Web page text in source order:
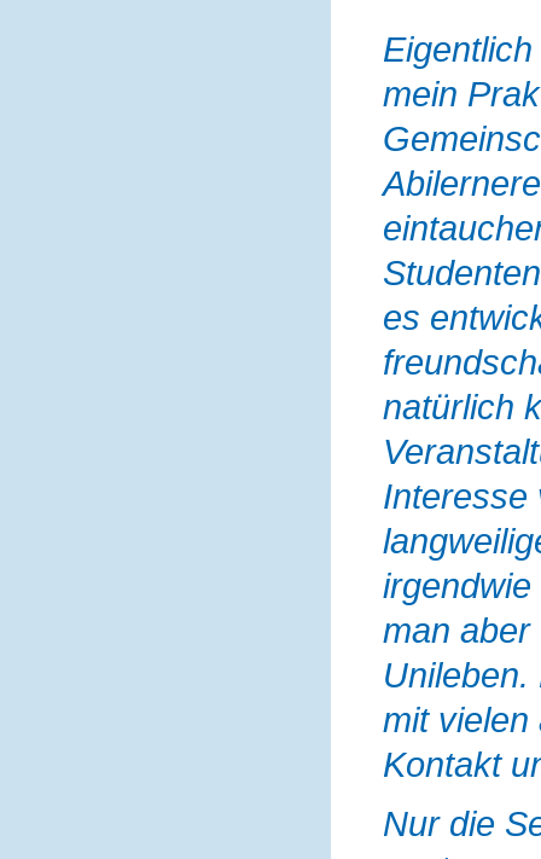
mein
es
natürlich
Interesse
man aber
mit vielen
Kontakt
Nur die